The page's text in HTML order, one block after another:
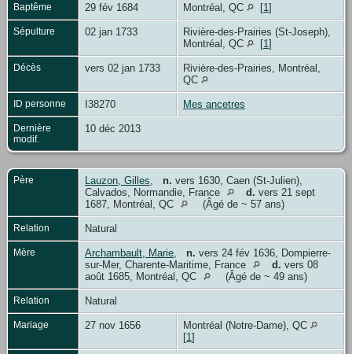
Baptême 29 fév 1684 Montréal, QC [1]
Sépulture 02 jan 1733
Rivière-des-Prairies (St-Joseph),
Montréal, QC
[1]
Décès vers 02 jan 1733
Rivière-des-Prairies, Montréal,
QC
ID personne I38270 Mes ancetres
Dernière
modif.
10 déc 2013
Père Lauzon, Gilles n. vers 1630, Caen (St-Julien),
Calvados, Normandie, France
d. vers 21 sept
1687, Montréal, QC
(Âgé de ~ 57 ans)
Relation Natural
Mère Archambault, Marie n. vers 24 fév 1636, Dompierre-
sur-Mer, Charente-Maritime, France
d. vers 08
août 1685, Montréal, QC
(Âgé de ~ 49 ans)
Relation Natural
Mariage 27 nov 1656
Montréal (Notre-Dame), QC
[1]